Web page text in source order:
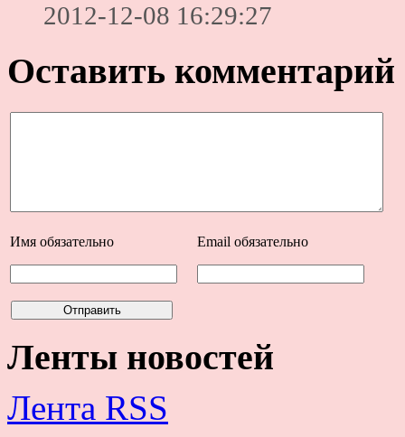
2012-12-08 16:29:27
Оставить комментарий
Имя обязательно Email обязательно
Ленты новостей
Лента RSS